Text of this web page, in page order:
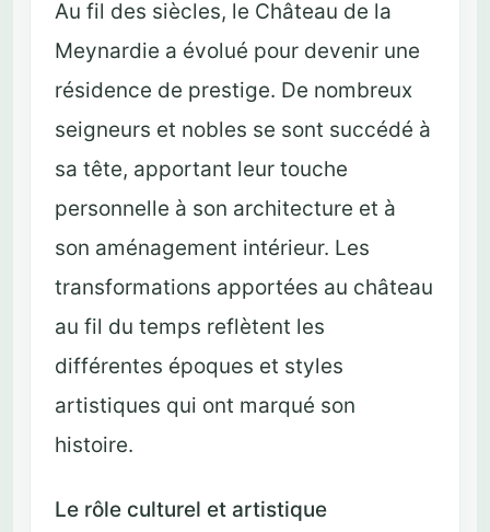
Au fil des siècles, le Château de la
Meynardie a évolué pour devenir une
résidence de prestige. De nombreux
seigneurs et nobles se sont succédé à
sa tête, apportant leur touche
personnelle à son architecture et à
son aménagement intérieur. Les
transformations apportées au château
au fil du temps reflètent les
différentes époques et styles
artistiques qui ont marqué son
histoire.
Le rôle culturel et artistique